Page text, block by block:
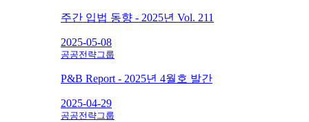
주간 입법 동향 - 2025년 Vol. 211
2025-05-08
공공전략그룹
P&B Report - 2025년 4월호 발간
2025-04-29
공공전략그룹